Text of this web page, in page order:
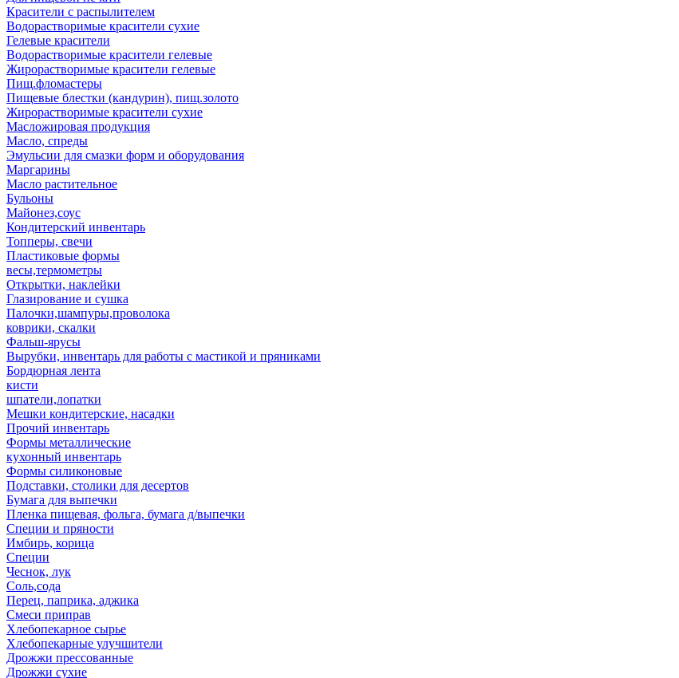
Красители с распылителем
Водорастворимые красители сухие
Гелевые красители
Водорастворимые красители гелевые
Жирорастворимые красители гелевые
Пищ.фломастеры
Пищевые блестки (кандурин), пищ.золото
Жирорастворимые красители сухие
Масложировая продукция
Масло, спреды
Эмульсии для смазки форм и оборудования
Маргарины
Масло растительное
Бульоны
Майонез,соус
Кондитерский инвентарь
Топперы, свечи
Пластиковые формы
весы,термометры
Открытки, наклейки
Глазирование и сушка
Палочки,шампуры,проволока
коврики, скалки
Фальш-ярусы
Вырубки, инвентарь для работы с мастикой и пряниками
Бордюрная лента
кисти
шпатели,лопатки
Мешки кондитерские, насадки
Прочий инвентарь
Формы металлические
кухонный инвентарь
Формы силиконовые
Подставки, столики для десертов
Бумага для выпечки
Пленка пищевая, фольга, бумага д/выпечки
Специи и пряности
Имбирь, корица
Специи
Чеснок, лук
Соль,сода
Перец, паприка, аджика
Смеси приправ
Хлебопекарное сырье
Хлебопекарные улучшители
Дрожжи прессованные
Дрожжи сухие